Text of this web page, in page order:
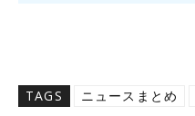
TAGS ニュースまとめ